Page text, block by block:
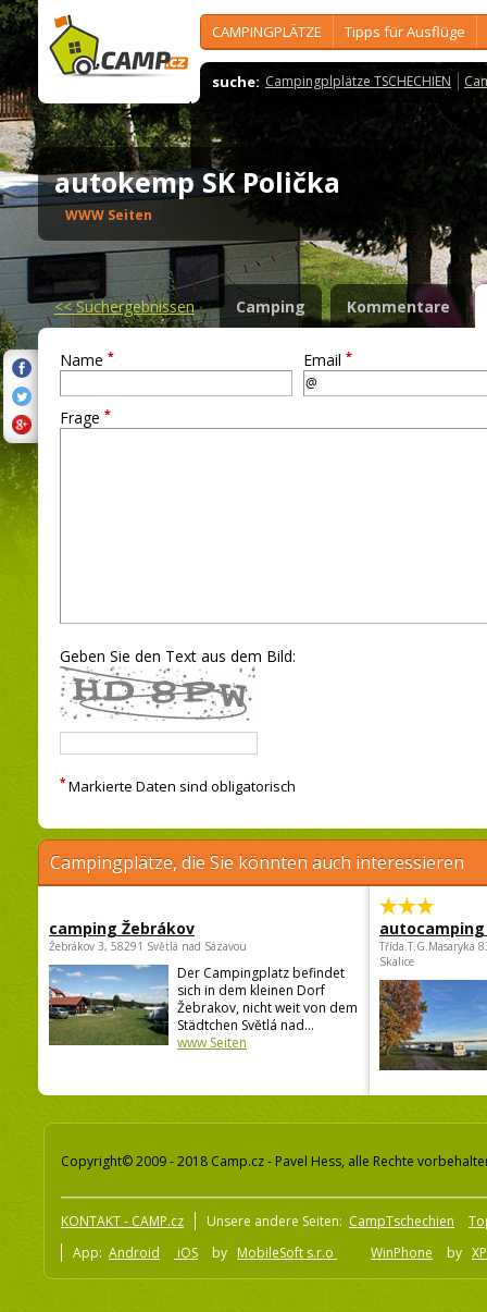
CAMPINGPLÄTZE Tipps für Ausflüge
suche: Campingplplätze TSCHECHIEN
autokemp SK Polička
WWW Seiten
<<Suchergebnissen Camping Kommentare
Name * Email *
Frage *
Geben Sie den Text aus dem Bild:
* Markierte Daten sind obligatorisch
Campingplätze, die Sie könnten auch interessieren
camping Žebrákov
Žebrákov 3, 58291 Světlá nad Sázavou
Der Campingplatz befindet
sich in dem kleinen Dorf
Žebrakov, nicht weit von dem
Städtchen Světlá nad...
www Seiten
autocamping
Třída.T.G.Masaryka
Skalice
Copyright© 2009 - 2018 Camp.cz - Pavel Hess, alle Rechte
KONTAKT - CAMP.cz Unsere andere Seiten: CampTschechien
App: Android iOS by MobileSoft s.r.o WinPhone by